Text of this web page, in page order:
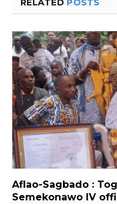
RELATED POSTS
Aflao-Sagbado :
Semekonawo IV